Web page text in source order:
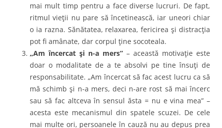
mai mult timp pentru a face diverse lucruri. De fapt,
ritmul vieţii nu pare să încetinească, iar uneori chiar
o ia razna. Sănătatea, relaxarea, fericirea şi distracţia
pot fi amânate, dar corpul ţine socoteala.
„Am încercat şi n-a mers” – această motivaţie este
doar o modalitate de a te absolvi pe tine însuţi de
responsabilitate. „Am încercat să fac acest lucru ca să
mă schimb şi n-a mers, deci n-are rost să mai încerc
sau să fac altceva în sensul ăsta = nu e vina mea” –
acesta este mecanismul din spatele scuzei. De cele
mai multe ori, persoanele în cauză nu au depus prea